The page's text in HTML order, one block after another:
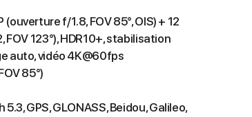
f/1.8, FOV 85°, OIS) + 12
123°), HDR10+, stabilisation
auto, vidéo 4K@60fps
85°)
5.3, GPS, GLONASS, Beidou, Galileo,